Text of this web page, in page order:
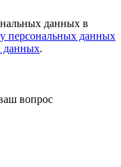
данных в
персональных данных
данных.
вопрос